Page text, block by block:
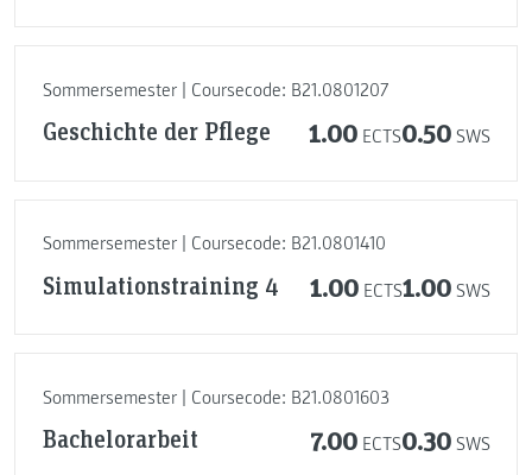
Sommersemester | Coursecode: B21.0801207
Geschichte der Pflege 1.00 ECTS0.50 SWS
Sommersemester | Coursecode: B21.0801410
Simulationstraining 4 1.00 ECTS1.00 SWS
Sommersemester | Coursecode: B21.0801603
Bachelorarbeit 7.00 ECTS0.30 SWS